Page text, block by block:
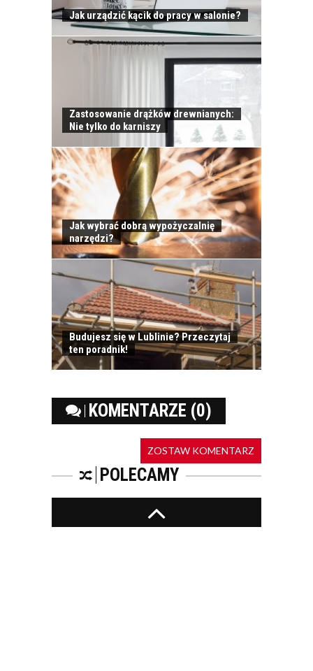
Jak urządzić kącik do pracy w salonie?
Zastosowanie drążków drewnianych:
Nie tylko do karniszy
Jak wybrać dobrą wypożyczalnię
narzędzi?
Budujesz się w Lublinie? Przeczytaj
ten poradnik!
KOMENTARZE (0)
ZOSTAW KOMENTARZ
POLECAMY